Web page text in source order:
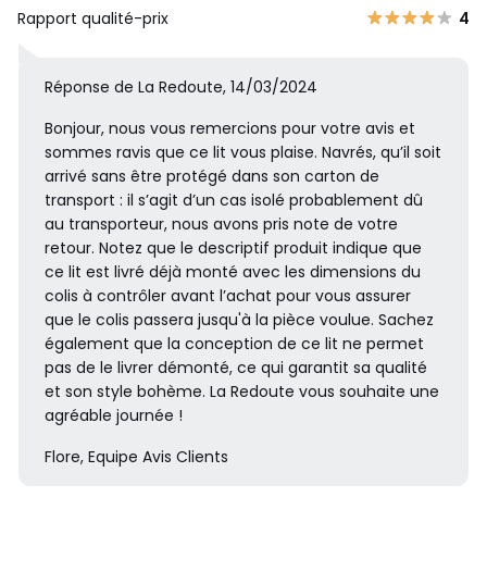
Rapport qualité-prix 4
Réponse de La Redoute, 14/03/2024
Bonjour, nous vous remercions pour votre avis et
sommes ravis que ce lit vous plaise. Navrés, qu’il soit
arrivé sans être protégé dans son carton de
transport : il s’agit d’un cas isolé probablement dû
au transporteur, nous avons pris note de votre
retour. Notez que le descriptif produit indique que
ce lit est livré déjà monté avec les dimensions du
colis à contrôler avant l’achat pour vous assurer
que le colis passera jusqu'à la pièce voulue. Sachez
également que la conception de ce lit ne permet
pas de le livrer démonté, ce qui garantit sa qualité
et son style bohème. La Redoute vous souhaite une
agréable journée !
Flore, Equipe Avis Clients